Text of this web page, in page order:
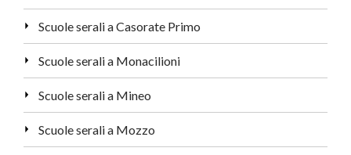
Scuole serali a Casorate Primo
Scuole serali a Monacilioni
Scuole serali a Mineo
Scuole serali a Mozzo